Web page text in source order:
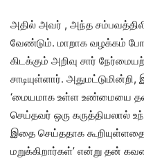
அதில் அவர் , அந்த
வேண்டும். மாறாக வழக்கம்
கிடக்கும் அறிவு சார்
சாடியுள்ளார்.
‘மையமாக உள்ள உண்மையை
செய்தவர் ஒரு கருத்தியலால்
இதை செய்ததாக
மறுக்கிறார்கள்’ என்று தன்